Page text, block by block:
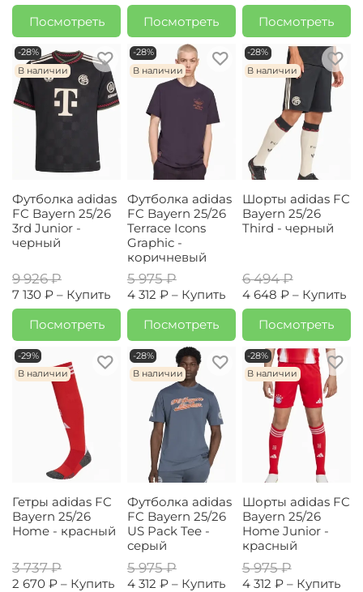
Посмотреть
Посмотреть
Посмотреть
-28%
В наличии
Футболка adidas
FC Bayern 25/26
3rd Junior -
черный
9 926 ₽
7 130 ₽ – Купить
Посмотреть
-28%
В наличии
Футболка adidas
FC Bayern 25/26
Terrace Icons
Graphic -
коричневый
5 975 ₽
4 312 ₽ – Купить
Посмотреть
-28%
В наличии
Шорты adidas FC
Bayern 25/26
Third - черный
6 494 ₽
4 648 ₽ – Купить
Посмотреть
-29%
В наличии
Гетры adidas FC
Bayern 25/26
Home - красный
3 737 ₽
2 670 ₽ – Купить
-28%
В наличии
Футболка adidas
FC Bayern 25/26
US Pack Tee -
серый
5 975 ₽
4 312 ₽ – Купить
-28%
В наличии
Шорты adidas FC
Bayern 25/26
Home Junior -
красный
5 975 ₽
4 312 ₽ – Купить